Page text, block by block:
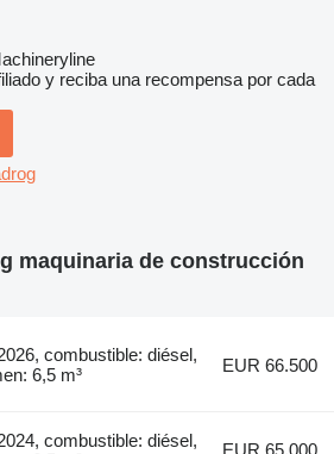
y reciba una recompensa por cada
maquinaria de construcción
combustible: diésel,
6,5 m³
EUR 66.500
combustible: diésel,
EUR 65.000